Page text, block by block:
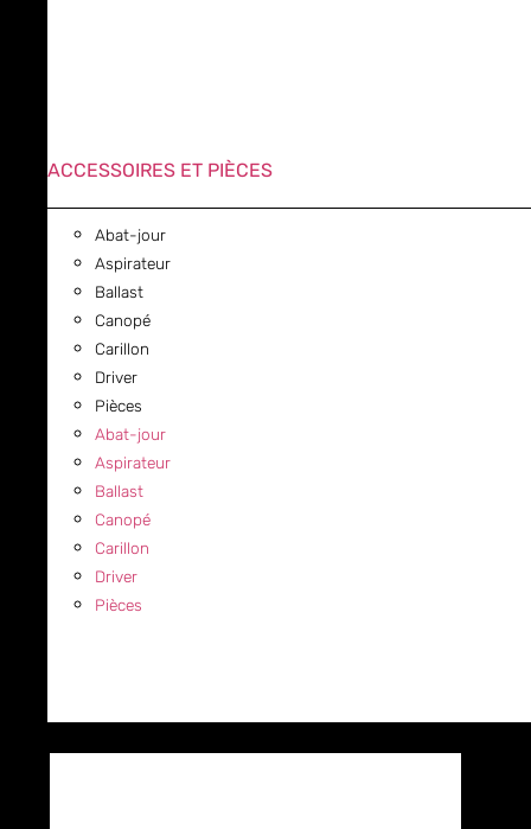
ACCESSOIRES ET PIÈCES
Abat-jour
Aspirateur
Ballast
Canopé
Carillon
Driver
Pièces
Abat-jour
Aspirateur
Ballast
Canopé
Carillon
Driver
Pièces